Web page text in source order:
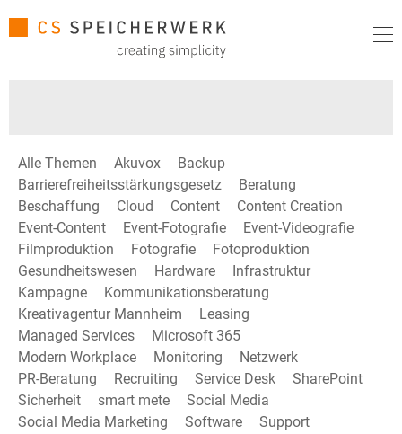
Alle Themen Akuvox
Backup
Barrierefreiheitsstärkungsgesetz
Beratung
Beschaffung
Cloud Content
Content Creation
Event-Content
Event-Fotografie
Event-Videografie
Filmproduktion
Fotografie
Fotoproduktion
Gesundheitswesen
Hardware
Infrastruktur
Kampagne
Kommunikationsberatung
Kreativagentur Mannheim
Leasing
Managed Services
Microsoft 365
Modern Workplace
Monitoring
Netzwerk
PR-Beratung
Recruiting Service Desk
SharePoint
Sicherheit
smart mete
Social Media
Social Media Marketing
Software
Support